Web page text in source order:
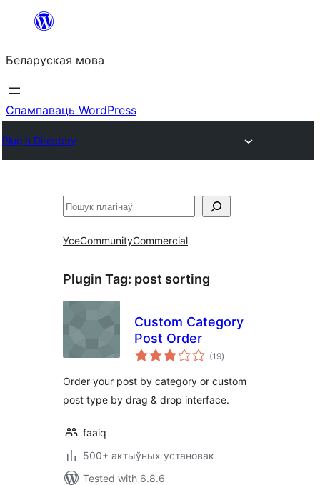
Перайсці
змесціва
Беларуская мова
Спампаваць WordPress
Plugin Directory
Пошук
УсеCommunityCommercial
Plugin Tag: post sorting
Custom Category
Post Order
(19total
ratings
)
Order your post by category or custom
post type by drag & drop interface.
faaiq
500+ актыўных установак
Tested with 6.8.6